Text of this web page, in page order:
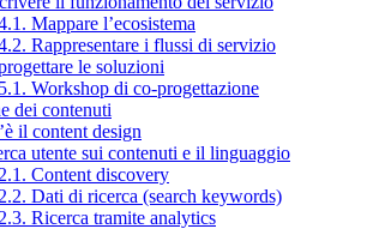
Mappare l’ecosistema
Rappresentare i flussi di servizio
le soluzioni
Workshop di co-progettazione
dei contenuti
il content design
utente sui contenuti e il linguaggio
Content discovery
Dati di ricerca (search keywords)
Ricerca tramite analytics